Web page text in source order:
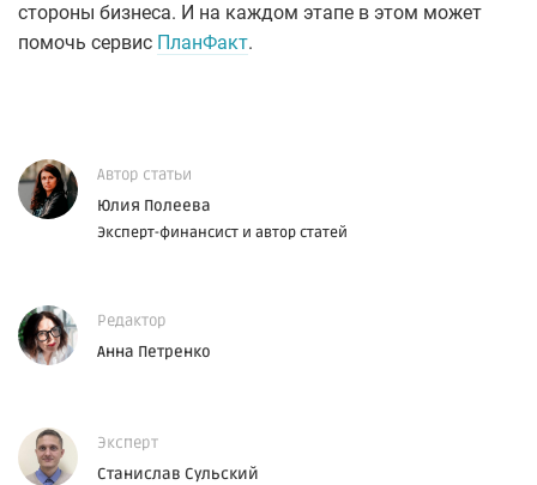
стороны бизнеса. И на каждом этапе в этом может
помочь сервис ПланФакт.
Автор статьи
Юлия Полеева
Эксперт-финансист и автор статей
Редактор
Анна Петренко
Эксперт
Станислав Сульский